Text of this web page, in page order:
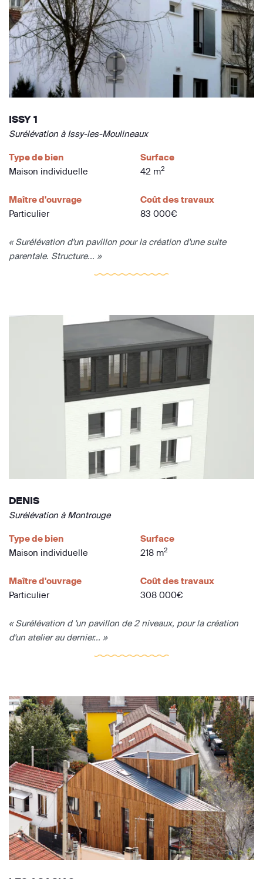
ISSY 1
Surélévation à Issy-les-Moulineaux
Type de bien
Maison individuelle
Surface
42 m2
Maître d'ouvrage
Particulier
Coût des travaux
83 000€
« Surélévation d'un pavillon pour la création d'une suite
parentale. Structure... »
DENIS
Surélévation à Montrouge
Type de bien
Maison individuelle
Surface
218 m2
Maître d'ouvrage
Particulier
Coût des travaux
308 000€
« Surélévation d 'un pavillon de 2 niveaux, pour la création
d'un atelier au dernier... »